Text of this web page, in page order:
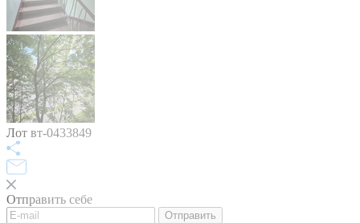
Лот вт-0433849
Отправить себе
Отправить